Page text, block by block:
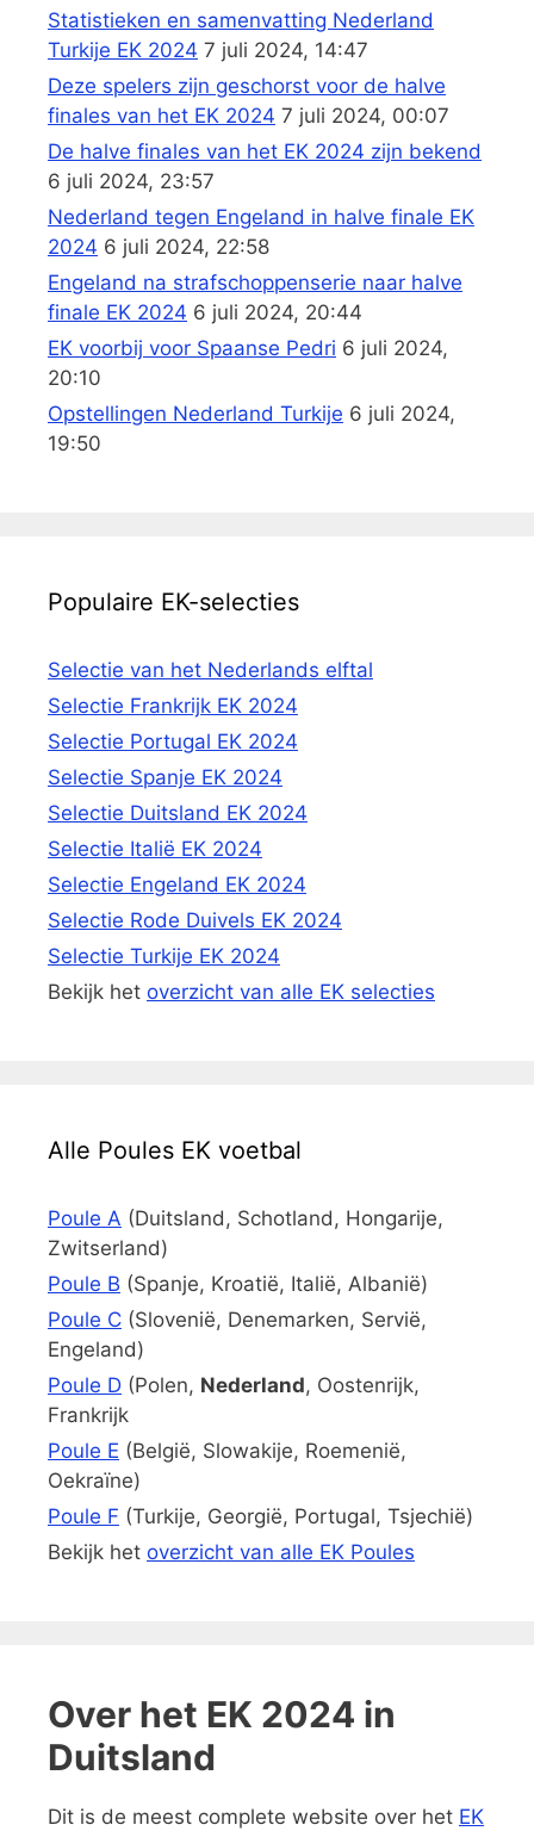
Statistieken en samenvatting Nederland
Turkije EK 2024 7 juli 2024, 14:47
Deze spelers zijn geschorst voor de halve
finales van het EK 2024 7 juli 2024, 00:07
De halve finales van het EK 2024 zijn bekend
6 juli 2024, 23:57
Nederland tegen Engeland in halve finale EK
2024 6 juli 2024, 22:58
Engeland na strafschoppenserie naar halve
finale EK 2024 6 juli 2024, 20:44
EK voorbij voor Spaanse Pedri 6 juli 2024,
20:10
Opstellingen Nederland Turkije 6 juli 2024,
19:50
Populaire EK-selecties
Selectie van het Nederlands elftal
Selectie Frankrijk EK 2024
Selectie Portugal EK 2024
Selectie Spanje EK 2024
Selectie Duitsland EK 2024
Selectie Italië EK 2024
Selectie Engeland EK 2024
Selectie Rode Duivels EK 2024
Selectie Turkije EK 2024
Bekijk het overzicht van alle EK selecties
Alle Poules EK voetbal
Poule A (Duitsland, Schotland, Hongarije,
Zwitserland)
Poule B (Spanje, Kroatië, Italië, Albanië)
Poule C (Slovenië, Denemarken, Servië,
Engeland)
Poule D (Polen, Nederland, Oostenrijk,
Frankrijk
Poule E (België, Slowakije, Roemenië,
Oekraïne)
Poule F (Turkije, Georgië, Portugal, Tsjechië)
Bekijk het overzicht van alle EK Poules
Over het EK 2024 in
Duitsland
Dit is de meest complete website over het EK